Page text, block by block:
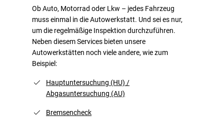
Ob Auto, Motorrad oder Lkw – jedes Fahrzeug
muss einmal in die Autowerkstatt. Und sei es nur,
um die regelmäßige Inspektion durchzuführen.
Neben diesem Services bieten unsere
Autowerkstätten noch viele andere, wie zum
Beispiel:
Hauptuntersuchung (HU) /
Abgasuntersuchung (AU)
Bremsencheck